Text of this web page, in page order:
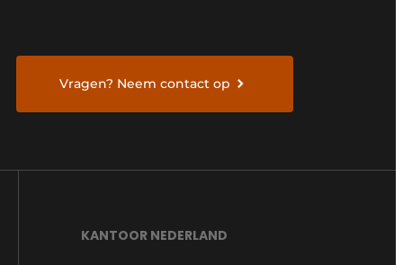
Vragen? Neem contact op
KANTOOR NEDERLAND